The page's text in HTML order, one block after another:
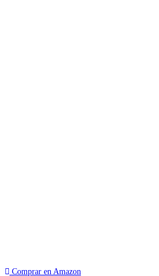
Comprar en Amazon